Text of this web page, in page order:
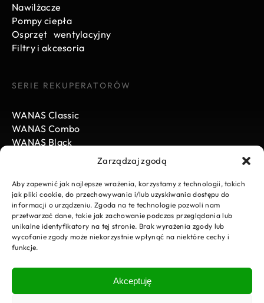
Zarządzaj zgodą
Aby zapewnić jak najlepsze wrażenia, korzystamy z technologii, takich
jak pliki cookie, do przechowywania i/lub uzyskiwania dostępu do
informacji o urządzeniu. Zgoda na te technologie pozwoli nam
przetwarzać dane, takie jak zachowanie podczas przeglądania lub
unikalne identyfikatory na tej stronie. Brak wyrażenia zgody lub
wycofanie zgody może niekorzystnie wpłynąć na niektóre cechy i
funkcje.
Akceptuję
Nawilżacze
Pompy ciepła
Osprzęt wentylacyjny
Filtry i akcesoria
SERIE REKUPERATORÓW
WANAS Classic
WANAS Combo
WANAS Black
WANAS
Aktualności
Kariera
Do pobrania
E-Sklep
Kontakt